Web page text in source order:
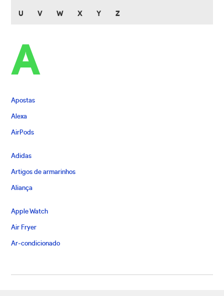
U V W X Y Z
A
Apostas
Alexa
AirPods
Adidas
Artigos de armarinhos
Aliança
Apple Watch
Air Fryer
Ar-condicionado